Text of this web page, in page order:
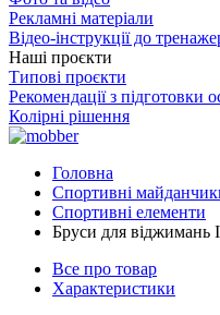
Рекламні матеріали
Відео-інструкції до
Наші проєкти
Типові проєкти
Рекомендації з підготовки
Колірні рішення
Головна
Спортивні
Спортивні елементи
Бруси для віджимань
Все про товар
Характеристики